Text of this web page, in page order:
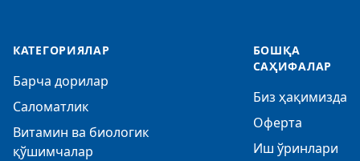
КАТЕГОРИЯЛАР
Барча дорилар
Саломатлик
Витамин ва биологик
қўшимчалар
БОШҚА
САҲИФАЛАР
Биз ҳақимизда
Оферта
Иш ўринлари